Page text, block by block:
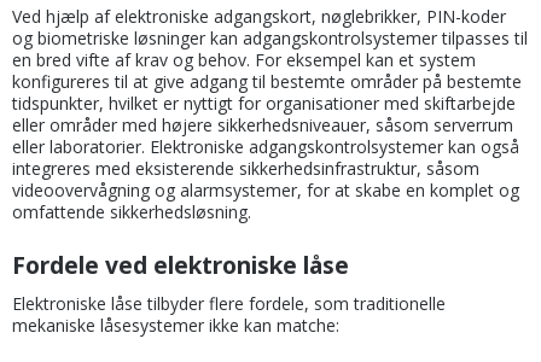
Ved hjælp af elektroniske adgangskort, nøglebrikker, PIN-koder
og biometriske løsninger kan adgangskontrolsystemer tilpasses til
en bred vifte af krav og behov. For eksempel kan et system
konfigureres til at give adgang til bestemte områder på bestemte
tidspunkter, hvilket er nyttigt for organisationer med skiftarbejde
eller områder med højere sikkerhedsniveauer, såsom serverrum
eller laboratorier. Elektroniske adgangskontrolsystemer kan også
integreres med eksisterende sikkerhedsinfrastruktur, såsom
videoovervågning og alarmsystemer, for at skabe en komplet og
omfattende sikkerhedsløsning.
Fordele ved elektroniske låse
Elektroniske låse tilbyder flere fordele, som traditionelle
mekaniske låsesystemer ikke kan matche: